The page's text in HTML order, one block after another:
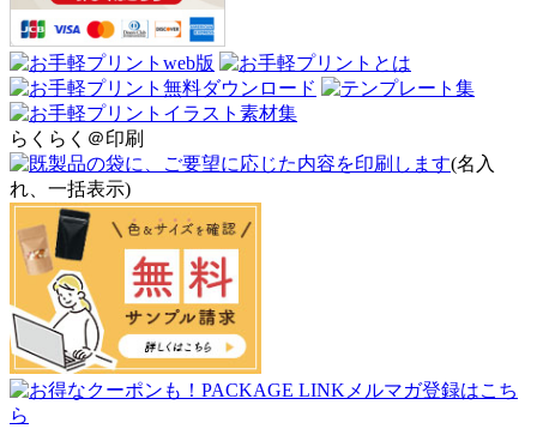
らくらく＠印刷
(名入
れ、一括表示)